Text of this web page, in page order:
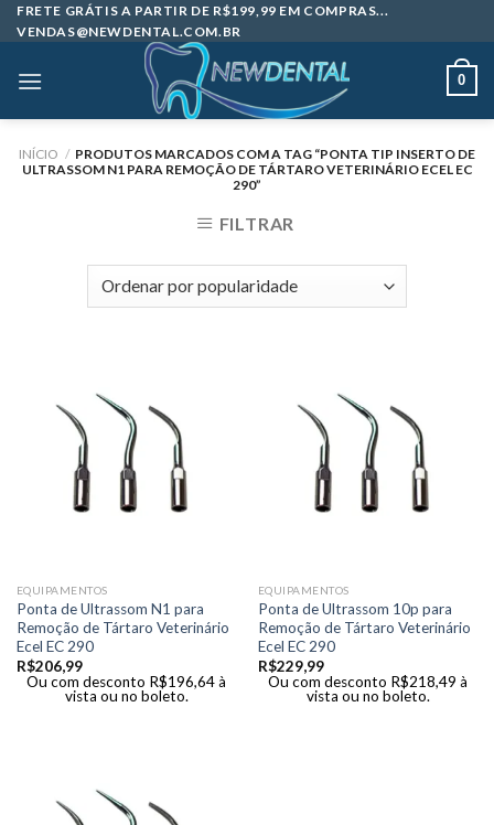
Skip
to
FRETE GRÁTIS A PARTIR DE R$199,99 EM COMPRAS...
VENDAS@NEWDENTAL.COM.BR
0
INÍCIO / PRODUTOS MARCADOS COM A TAG “PONTA TIP INSERTO DE
ULTRASSOM N1 PARA REMOÇÃO DE TÁRTARO VETERINÁRIO ECEL EC
290”
FILTRAR
EQUIPAMENTOS
Ponta de Ultrassom N1 para
Remoção de Tártaro Veterinário
Ecel EC 290
R$206,99
Ou com desconto R$196,64à
vista ou no boleto.
EQUIPAMENTOS
Ponta de Ultrassom 10p para
Remoção de Tártaro Veterinário
Ecel EC 290
R$229,99
Ou com desconto R$218,49 à
vista ou no boleto.